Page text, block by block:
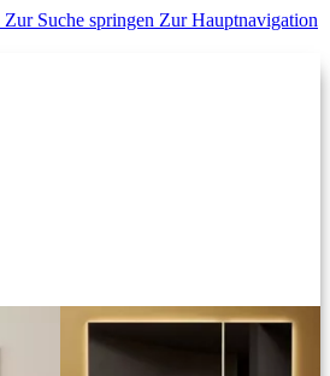
Zur Suche springen Zur Hauptnavigation